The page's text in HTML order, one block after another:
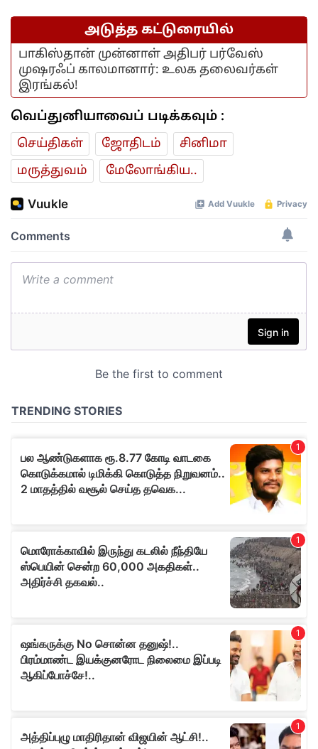
அடுத்த கட்டுரையில்
பாகிஸ்தான் முன்னாள் அதிபர் பர்வேஸ்
முஷரஃப் காலமானார்: உலக தலைவர்கள்
இரங்கல்!
வெப்துனியாவைப் படிக்கவும் :
செய்திகள் ஜோ‌திட‌ம்
சினிமா
மரு‌த்துவ‌ம்
மேலோங்கிய..